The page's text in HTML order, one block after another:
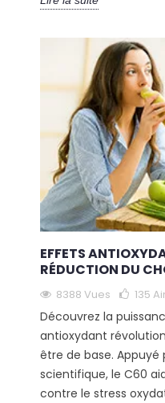
EFFETS
RÉDUCTION DU
8388 Vues 135
Découvrez la
antioxydant
être de base. Appuyé
scientifique, le C60
contre le stress